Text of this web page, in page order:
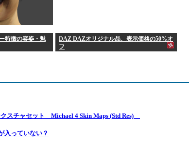
特徴の容姿・魅
DAZ DAZオリジナル品、表示価格の50%オ
フ
チャセット Michael 4 Skin Maps (Std Res)
入っていない？